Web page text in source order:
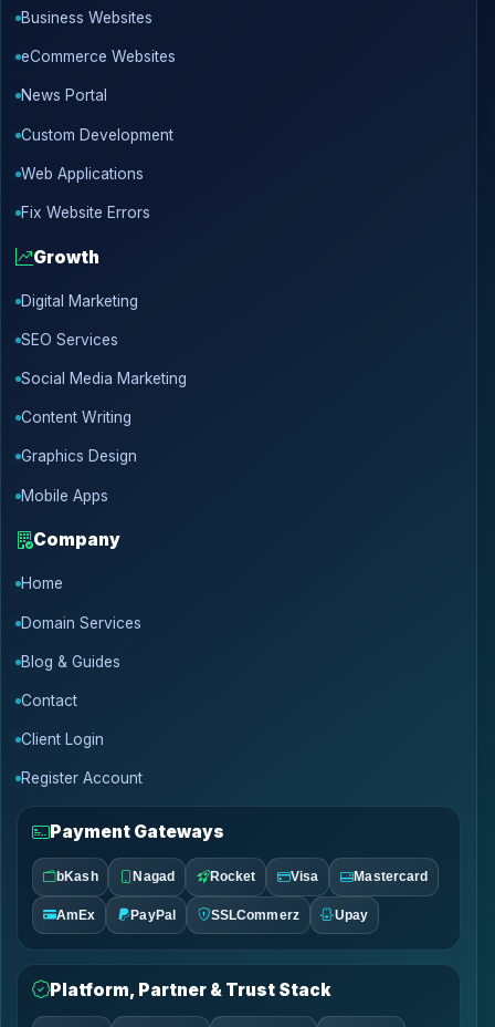
Business Websites
eCommerce Websites
News Portal
Custom Development
Web Applications
Fix Website Errors
Growth
Digital Marketing
SEO Services
Social Media Marketing
Content Writing
Graphics Design
Mobile Apps
Company
Home
Domain Services
Blog & Guides
Contact
Client Login
Register Account
Payment Gateways
bKash Nagad Rocket Visa Mastercard
AmEx PayPal SSLCommerz Upay
Platform, Partner & Trust Stack